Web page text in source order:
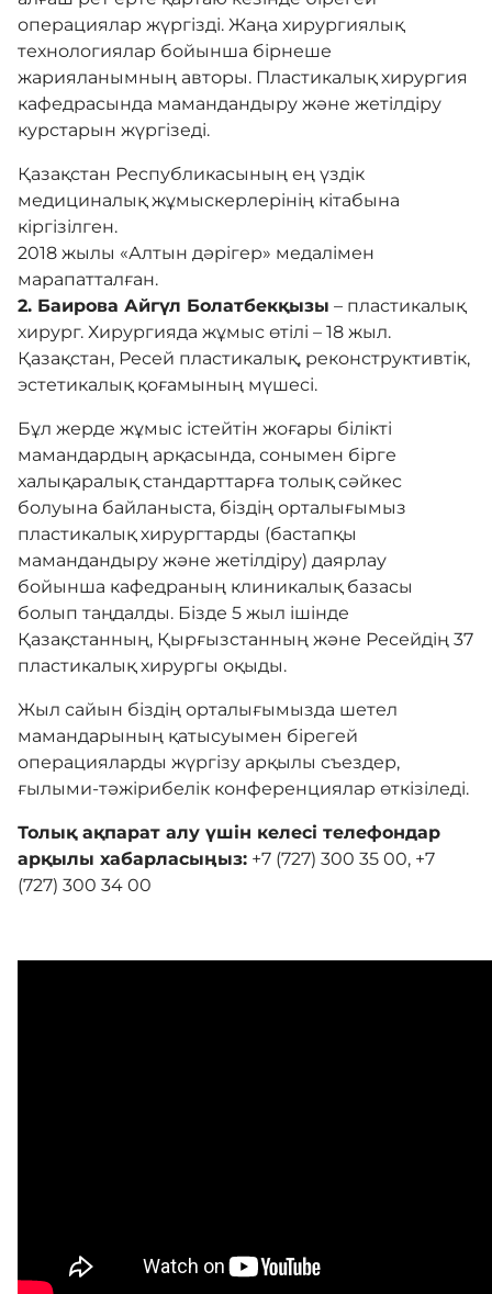
операциялар жүргізді. Жаңа хирургиялық
технологиялар бойынша бірнеше
жарияланымның авторы. Пластикалық хирургия
кафедрасында мамандандыру және жетілдіру
курстарын жүргізеді.
Қазақстан Республикасының ең үздік
медициналық жұмыскерлерінің кітабына
кіргізілген.
2018 жылы «Алтын дәрігер» медалімен
марапатталған.
2. Баирова Айгүл Болатбекқызы – пластикалық
хирург. Хирургияда жұмыс өтілі – 18 жыл.
Қазақстан, Ресей пластикалық, реконструктивтік,
эстетикалық қоғамының мүшесі.
Бұл жерде жұмыс істейтін жоғары білікті
мамандардың арқасында, сонымен бірге
халықаралық стандарттарға толық сәйкес
болуына байланыста, біздің орталығымыз
пластикалық хирургтарды (бастапқы
мамандандыру және жетілдіру) даярлау
бойынша кафедраның клиникалық базасы
болып таңдалды. Бізде 5 жыл ішінде
Қазақстанның, Қырғызстанның және Ресейдің 37
пластикалық хирургы оқыды.
Жыл сайын біздің орталығымызда шетел
мамандарының қатысуымен бірегей
операцияларды жүргізу арқылы съездер,
ғылыми-тәжірибелік конференциялар өткізіледі.
Толық ақпарат алу үшін келесі телефондар
арқылы хабарласыңыз: +7 (727) 300 35 00, +7
(727) 300 34 00